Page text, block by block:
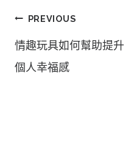
文
章
覽
PREVIOUS
情趣玩具如何幫助提升
個人幸福感